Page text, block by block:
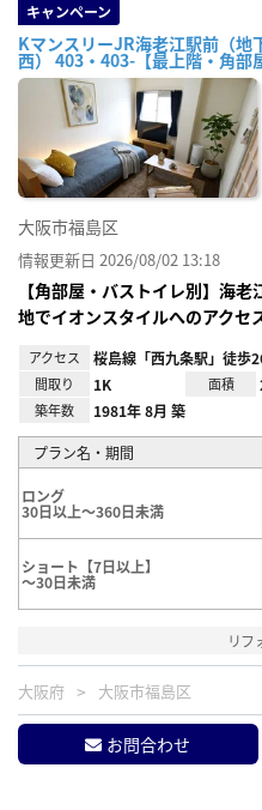
キャンペーン
KマンスリーJR海老江駅前（
西） 403・403-【最上階・角部
大阪市福島区
情報更新日 2026/08/02 13:18
【角部屋・バストイレ別】海
地でイオンスタイルへのアクセ
アクセス 桜島線「西九条駅」徒歩
間取り 1K 面積
築年数 1981年 8月 築
プラン名・期間
ロング
30日以上～360日未満
ショート【7日以上】
～30日未満
リフ
大阪府 大阪市福島区
お問合わせ